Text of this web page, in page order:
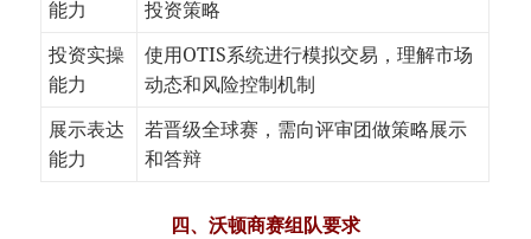
能力
投资策略
投资实操
能力
使用OTIS系统进行模拟交易，理解市场
动态和风险控制机制
展示表达
能力
若晋级全球赛，需向评审团做策略展示
和答辩
四、沃顿商赛组队要求